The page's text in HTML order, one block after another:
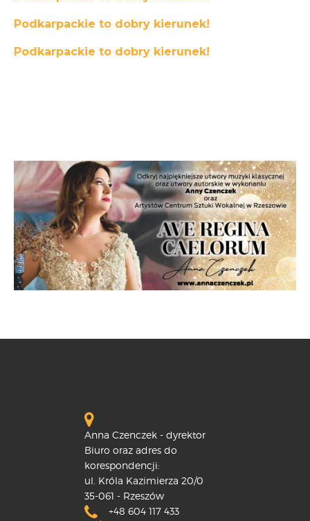
Podkarpackie to dobry kierunek!
Podkarpackie to dobry kierunek!
Anna Czenczek - dyrektor
Biuro oraz adres do
korespondencji:
ul. Króla Kazimierza 20/0
35-061 - Rzeszów
+48 604 117 433